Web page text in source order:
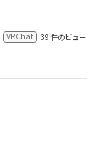
VRChat 39 件のビュー